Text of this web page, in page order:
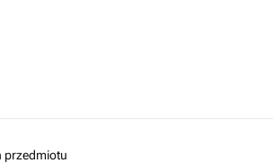
przedmiotu